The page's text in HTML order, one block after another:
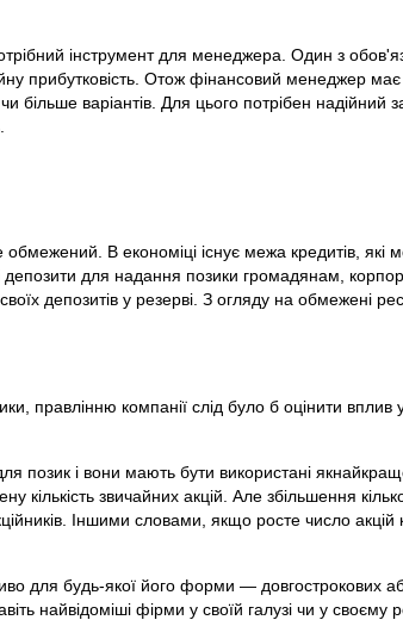
інструмент для менеджера. Один з
прибутковість. Отож фінансовий менеджер
більше варіантів. Для цього потрібен надійний
В економіці існує межа кредитів, які
для надання позики громадянам,
депозитів у резерві. З огляду на обмежені
правлінню компанії слід було б оцінити
позик і вони мають бути використані
кількість звичайних акцій. Але збільшення
Іншими словами, якщо росте число
для будь-якої його форми — довгострокових
найвідоміші фірми у своїй галузі чи у